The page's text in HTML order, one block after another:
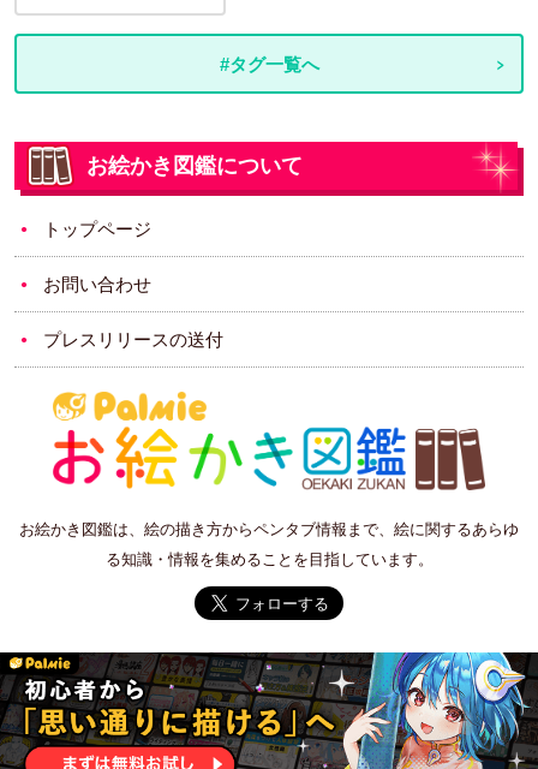
#タグ一覧へ
お絵かき図鑑について
トップページ
お問い合わせ
プレスリリースの送付
お絵かき図鑑は、絵の描き方からペンタブ情報まで、絵に関するあらゆ
る知識・情報を集めることを目指しています。